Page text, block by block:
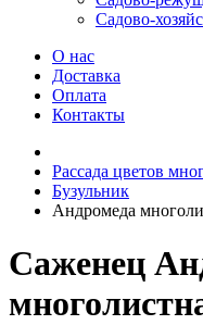
Садово-
О нас
Доставка
Оплата
Контакты
Рассада цветов
Бузульник
Андромеда
Саженец